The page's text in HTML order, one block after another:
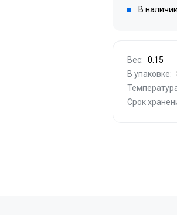
В
Вес: 0.15
В упаковке:
Срок